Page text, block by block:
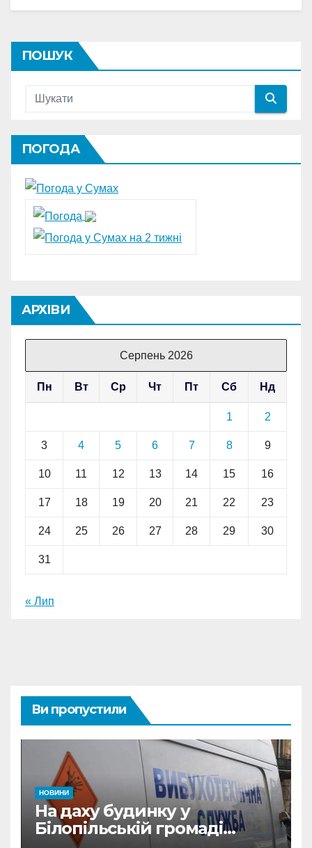
ПОШУК
ПОГОДА
АРХІВИ
Серпень 2026
Пн Вт Ср Чт Пт Сб Нд
1 2
3 4 5 6 7 8 9
10 11 12 13 14 15 16
17 18 19 20 21 22 23
24 25 26 27 28 29 30
31
« Лип
Ви пропустили
НОВИНИ
На даху будинку у
Білопільській громаді